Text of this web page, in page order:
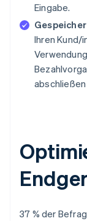
Eingabe.
Ihren Kund/
37 % der